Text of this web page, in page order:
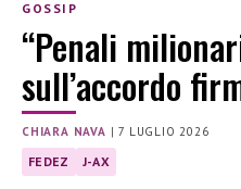
GOSSIP
“Penali
sull’accordo
CHIARA NAVA |7 LUGLIO 2026
FEDEZ J-AX